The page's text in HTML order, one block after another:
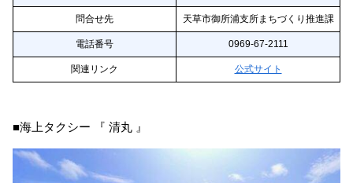
問合せ先 天草市御所浦支所まちづくり推進課
電話番号 0969-67-2111
関連リンク 公式サイト
■海上タクシー 『 清丸 』